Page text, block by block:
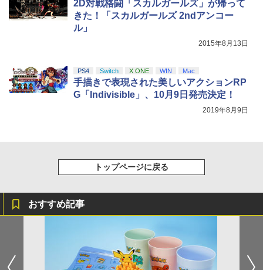
2D対戦格闘「スカルガールズ」が帰って
きた！「スカルガールズ 2ndアンコー
ル」
2015年8月13日
PS4 Switch X ONE WIN Mac
手描きで表現された美しいアクションRP
G「Indivisible」、10月9日発売決定！
2019年8月9日
トップページに戻る
おすすめ記事